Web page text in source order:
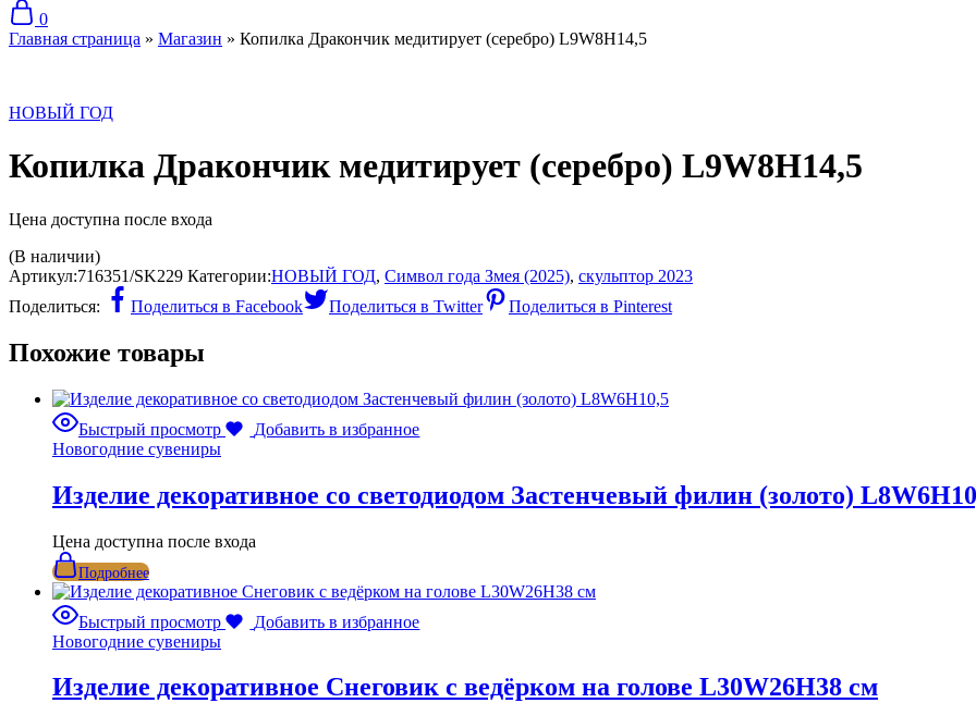
0
Главная страница » Магазин » Копилка Дракончик медитирует (серебро) L9W8H14,5
НОВЫЙ ГОД
Копилка Дракончик медитирует (серебро) L9W8H14,5
Цена доступна после входа
(В наличии)
Артикул:716351/SK229 Категории:НОВЫЙ ГОД, Символ года Змея (2025), скульптор 2023
Поделиться:
Поделиться в Facebook Поделиться в Twitter Поделиться в Pinterest
Похожие товары
Быстрый просмотр
Добавить в избранное
Новогодние сувениры
Изделие декоративное со светодиодом Застенчевый филин (золото)
Цена доступна после входа
Подробнее
Быстрый просмотр
Добавить в избранное
Новогодние сувениры
Изделие декоративное Снеговик с ведёрком на голове L30W26H38 см